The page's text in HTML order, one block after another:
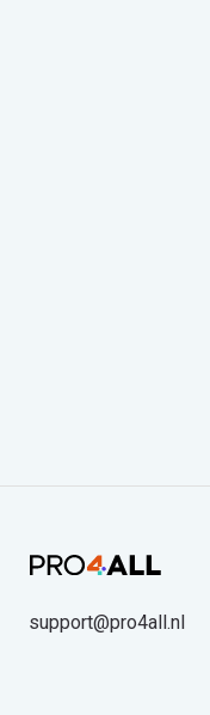
support@pro4all.nl